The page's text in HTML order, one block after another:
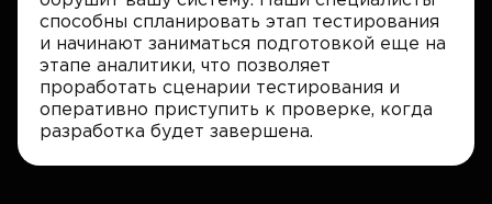
способны спланировать этап тестирования
и начинают заниматься подготовкой еще на
этапе аналитики, что позволяет
проработать сценарии тестирования и
оперативно приступить к проверке, когда
разработка будет завершена.